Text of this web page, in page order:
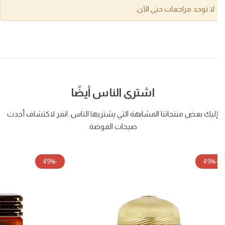
لا توجد مراجعات حتى الآن.
اشترى الناس أيضًا
إليك بعض منتجاتنا المشابهة التي يشتريها الناس. انقر لاكتشاف أحدث
صيحات الموضة.
-49%